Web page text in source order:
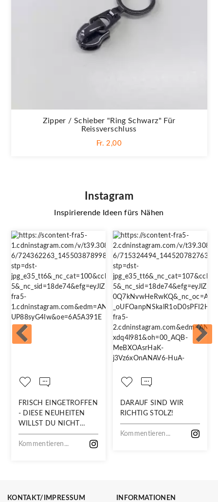
Zipper / Schieber "Ring Schwarz" Für
Reissverschluss
Fr. 2,00
Instagram
Inspirierende Ideen fürs Nähen
FRISCH EINGETROFFEN
- DIESE NEUHEITEN
WILLST DU NICHT
VERPASSEN!
Kommentieren...
DARAUF SIND WIR
RICHTIG STOLZ!
Kommentieren...
KONTAKT/IMPRESSUM INFORMATIONEN